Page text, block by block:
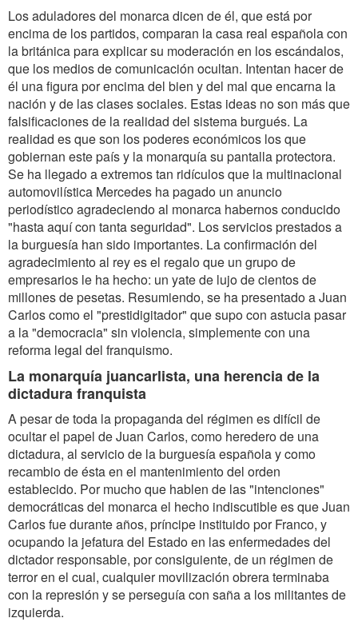
Los aduladores del monarca dicen de él, que está por
encima de los partidos, comparan la casa real española con
la británica para explicar su moderación en los escándalos,
que los medios de comunicación ocultan. Intentan hacer de
él una figura por encima del bien y del mal que encarna la
nación y de las clases sociales. Estas ideas no son más que
falsificaciones de la realidad del sistema burgués. La
realidad es que son los poderes económicos los que
gobiernan este país y la monarquía su pantalla protectora.
Se ha llegado a extremos tan ridículos que la multinacional
automovilística Mercedes ha pagado un anuncio
periodístico agradeciendo al monarca habernos conducido
"hasta aquí con tanta seguridad". Los servicios prestados a
la burguesía han sido importantes. La confirmación del
agradecimiento al rey es el regalo que un grupo de
empresarios le ha hecho: un yate de lujo de cientos de
millones de pesetas. Resumiendo, se ha presentado a Juan
Carlos como el "prestidigitador" que supo con astucia pasar
a la "democracia" sin violencia, simplemente con una
reforma legal del franquismo.
La monarquía juancarlista, una herencia de la
dictadura franquista
A pesar de toda la propaganda del régimen es difícil de
ocultar el papel de Juan Carlos, como heredero de una
dictadura, al servicio de la burguesía española y como
recambio de ésta en el mantenimiento del orden
establecido. Por mucho que hablen de las "intenciones"
democráticas del monarca el hecho indiscutible es que Juan
Carlos fue durante años, príncipe instituido por Franco, y
ocupando la jefatura del Estado en las enfermedades del
dictador responsable, por consiguiente, de un régimen de
terror en el cual, cualquier movilización obrera terminaba
con la represión y se perseguía con saña a los militantes de
izquierda.